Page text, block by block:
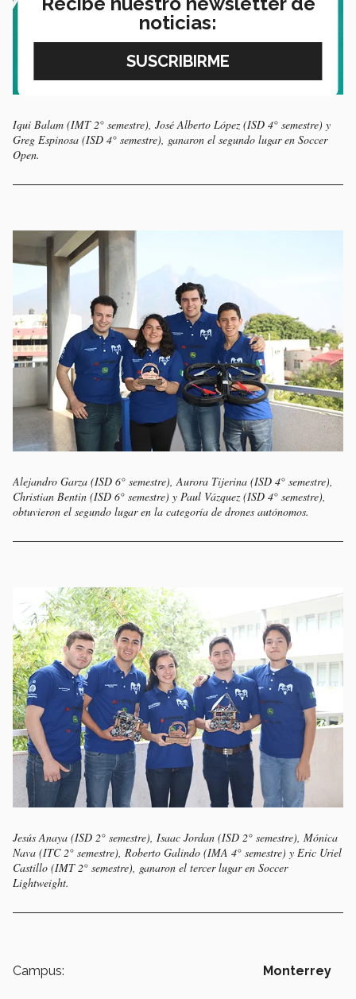
Iqui Balam (IMT 2° semestre), José Alberto López (ISD 4° semestre) y
Greg Espinosa (ISD 4° semestre), ganaron el segundo lugar en Soccer
Open.
Alejandro Garza (ISD 6° semestre), Aurora Tijerina (ISD 4° semestre),
Christian Bentin (ISD 6° semestre) y Paul Vázquez (ISD 4° semestre),
obtuvieron el segundo lugar en la categoría de drones autónomos.
Jesús Anaya (ISD 2° semestre), Isaac Jordan (ISD 2° semestre), Mónica
Nava (ITC 2° semestre), Roberto Galindo (IMA 4° semestre) y Eric Uriel
Castillo (IMT 2° semestre), ganaron el tercer lugar en Soccer
Lightweight.
Campus: Monterrey
noticias: